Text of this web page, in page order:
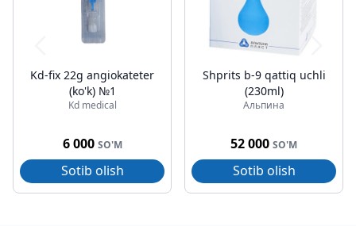
Kd-fix 22g angiokateter
(ko'k) №1
Kd medical
6 000 SO'M
Sotib olish
Shprits b-9 qattiq uchli
(230ml)
Альпина
52 000 SO'M
Sotib olish